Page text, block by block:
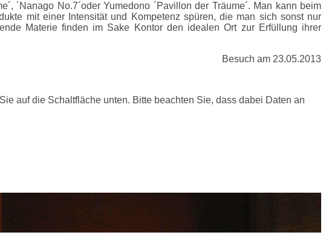
´Nanago No.7´oder Yumedono ´Pavillon der Träume´. Man kann beim
mit einer Intensität und Kompetenz spüren, die man sich sonst nur
Materie finden im Sake Kontor den idealen Ort zur Erfüllung ihrer
Besuch am 23.05.2013
auf die Schaltfläche unten. Bitte beachten Sie, dass dabei Daten an